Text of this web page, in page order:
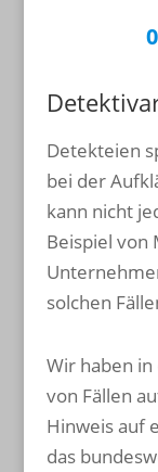
Detekteien
bei der
kann nicht
Beispiel von
solchen
Wir haben
von Fällen
Hinweis auf
das